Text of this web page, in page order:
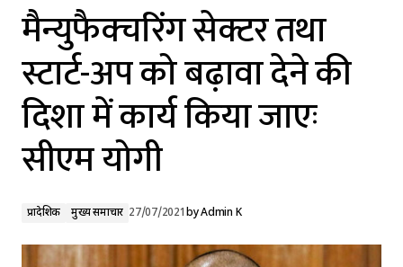
मैन्युफैक्चरिंग सेक्टर तथा
स्टार्ट-अप को बढ़ावा देने की
दिशा में कार्य किया जाएः
सीएम योगी
प्रादेशिक मुख्य समाचार 27/07/2021byAdmin K